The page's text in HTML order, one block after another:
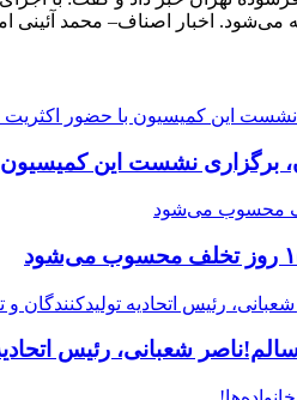
برگزاری نشست این
شعبانی، رئیس اتحادیه